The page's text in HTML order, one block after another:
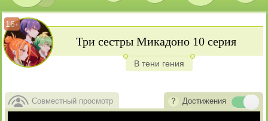
16+
Три сестры Микадоно 10 серия
В тени гения
Совместный просмотр Достижения